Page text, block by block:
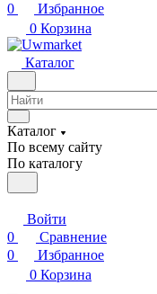
0
Избранное
0 Корзина
Каталог
Каталог
По всему сайту
По каталогу
Войти
0
Сравнение
0
Избранное
0 Корзина